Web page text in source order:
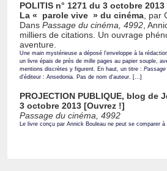
POLITIS n° 1271 du 3 octobre 2013
La « parole vive » du cinéma ,
Dans Passage du cinéma, 4992 ,
milliers de citations. Un ouvrage
aventure.
Une main mystérieuse a déposé l'enveloppe à la
un livre épais de près de mille pages au papier souple,
mentions discrètes y figurent. En haut, un titre :
d'éditeur : Ansedonia. Pas de nom d'auteur. […]
PROJECTION PUBLIQUE, blog de
3 octobre 2013 [Ouvrez !]
Passage du cinéma, 4992
Le livre conçu par Annick Bouleau ne peut se comparer